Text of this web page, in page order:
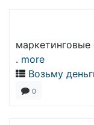
маркетинговые
. more
Возьму
0